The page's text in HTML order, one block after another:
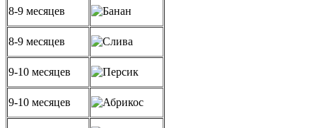
8-9 месяцев
8-9 месяцев
9-10 месяцев
9-10 месяцев